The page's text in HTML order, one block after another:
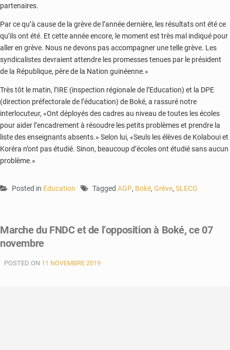
partenaires.
Par ce qu’à cause de la grève de l’année dernière, les résultats ont été ce
qu’ils ont été. Et cette année encore, le moment est très mal indiqué pour
aller en grève. Nous ne devons pas accompagner une telle grève. Les
syndicalistes devraient attendre les promesses tenues par le président
de la République, père de la Nation guinéenne.»
Très tôt le matin, l’IRE (inspection régionale de l’Education) et la DPE
(direction préfectorale de l’éducation) de Boké, a rassuré notre
interlocuteur, «Ont déployés des cadres au niveau de toutes les écoles
pour aider l’encadrement à résoudre les petits problèmes et prendre la
liste des enseignants absents.» Selon lui, «Seuls les élèves de Kolaboui et
Koréra n’ont pas étudié. Sinon, beaucoup d’écoles ont étudié sans aucun
problème.»
Posted in Education Tagged AGP, Boké, Grève, SLECG
Marche du FNDC et de l’opposition à Boké, ce 07
novembre
POSTED ON 11 NOVEMBRE 2019